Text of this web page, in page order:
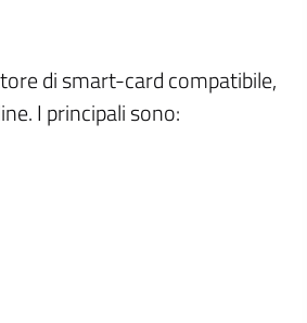
di smart-card compatibile,
I principali sono: